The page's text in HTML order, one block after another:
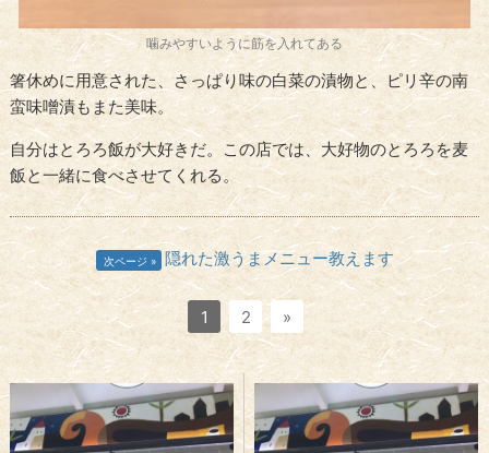
噛みやすいように筋を入れてある
箸休めに用意された、さっぱり味の白菜の漬物と、ピリ辛の南
蛮味噌漬もまた美味。
自分はとろろ飯が大好きだ。この店では、大好物のとろろを麦
飯と一緒に食べさせてくれる。
次ページ 隠れた激うまメニュー教えます
1 2 »